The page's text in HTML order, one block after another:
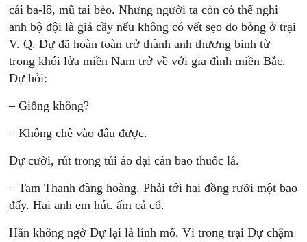
cái ba-lô, mũ tai bèo. Nhưng người ta còn có thể nghi
anh bộ đội là giả cầy nếu không có vết sẹo do bỏng ở trại
V. Q. Dự đã hoàn toàn trở thành anh thương binh từ
trong khói lửa miền Nam trở về với gia đình miền Bắc.
Dự hỏi:
– Giống không?
– Không chê vào đâu được.
Dự cười, rút trong túi áo đại cán bao thuốc lá.
– Tam Thanh đàng hoàng. Phải tới hai đồng rưỡi một bao
đấy. Hai anh em hút. ấm cả cổ.
Hắn không ngờ Dự lại là lính mổ. Vì trong trại Dự chậm